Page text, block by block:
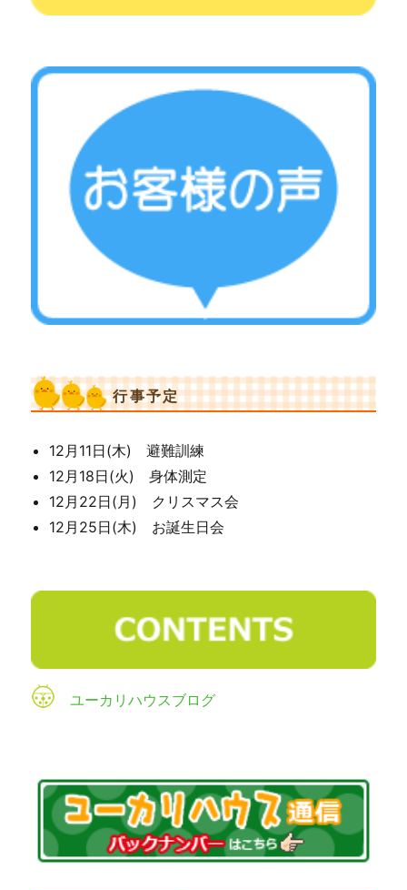
行事予定
12月11日(木) 避難訓練
12月18日(火) 身体測定
12月22日(月) クリスマス会
12月25日(木) お誕生日会
ユーカリハウスブログ